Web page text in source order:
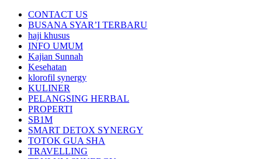
CONTACT US
BUSANA SYAR’I TERBARU
haji khusus
INFO UMUM
Kajian Sunnah
Kesehatan
klorofil synergy
KULINER
PELANGSING HERBAL
PROPERTI
SB1M
SMART DETOX SYNERGY
TOTOK GUA SHA
TRAVELLING